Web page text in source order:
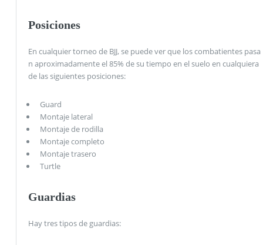
Posiciones
En cualquier torneo de BJJ, se puede ver que los combatientes pasa
n aproximadamente el 85% de su tiempo en el suelo en cualquiera
de las siguientes posiciones:
Guard
Montaje lateral
Montaje de rodilla
Montaje completo
Montaje trasero
Turtle
Guardias
Hay tres tipos de guardias: